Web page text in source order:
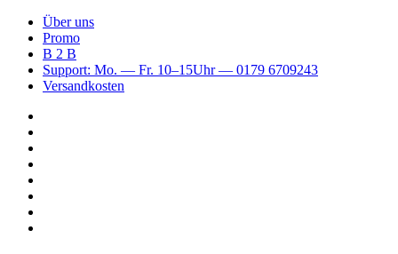
Über uns
Promo
B 2 B
Support: Mo. — Fr. 10–15Uhr — 0179 6709243
Versandkosten